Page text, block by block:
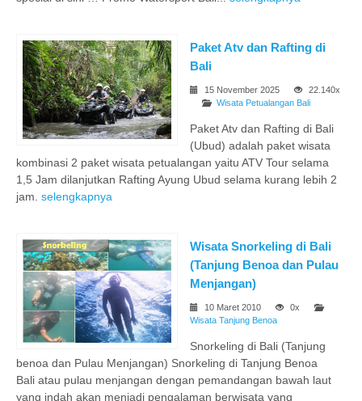
Paket Atv dan Rafting di
Bali
15 November 2025
22.140x
Wisata Petualangan Bali
Paket Atv dan Rafting di Bali
(Ubud) adalah paket wisata
kombinasi 2 paket wisata petualangan yaitu ATV Tour selama
1,5 Jam dilanjutkan Rafting Ayung Ubud selama kurang lebih 2
jam. selengkapnya
Wisata Snorkeling di Bali
(Tanjung Benoa dan Pulau
Menjangan)
10 Maret 2010
0x
Wisata Tanjung Benoa
Snorkeling di Bali (Tanjung
benoa dan Pulau Menjangan) Snorkeling di Tanjung Benoa
Bali atau pulau menjangan dengan pemandangan bawah laut
yang indah akan menjadi pengalaman berwisata yang